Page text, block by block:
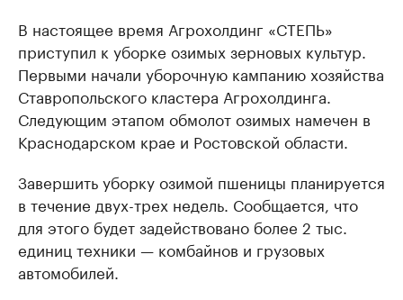
В настоящее время Агрохолдинг «СТЕПЬ»
приступил к уборке озимых зерновых культур.
Первыми начали уборочную кампанию хозяйства
Ставропольского кластера Агрохолдинга.
Следующим этапом обмолот озимых намечен в
Краснодарском крае и Ростовской области.
Завершить уборку озимой пшеницы планируется
в течение двух-трех недель. Сообщается, что
для этого будет задействовано более 2 тыс.
единиц техники — комбайнов и грузовых
автомобилей.